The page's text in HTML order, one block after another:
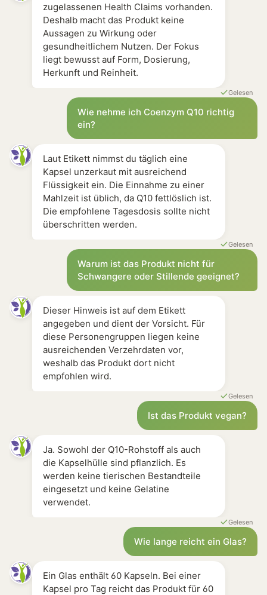
zugelassenen Health Claims vorhanden.
Deshalb macht das Produkt keine
Aussagen zu Wirkung oder
gesundheitlichem Nutzen. Der Fokus
liegt bewusst auf Form, Dosierung,
Herkunft und Reinheit.
Gelesen
Wie nehme ich Coenzym Q10 richtig
ein?
Laut Etikett nimmst du täglich eine
Kapsel unzerkaut mit ausreichend
Flüssigkeit ein. Die Einnahme zu einer
Mahlzeit ist üblich, da Q10 fettlöslich ist.
Die empfohlene Tagesdosis sollte nicht
überschritten werden.
Gelesen
Warum ist das Produkt nicht für
Schwangere oder Stillende geeignet?
Dieser Hinweis ist auf dem Etikett
angegeben und dient der Vorsicht. Für
diese Personengruppen liegen keine
ausreichenden Verzehrdaten vor,
weshalb das Produkt dort nicht
empfohlen wird.
Gelesen
Ist das Produkt vegan?
Ja. Sowohl der Q10-Rohstoff als auch
die Kapselhülle sind pflanzlich. Es
werden keine tierischen Bestandteile
eingesetzt und keine Gelatine
verwendet.
Gelesen
Wie lange reicht ein Glas?
Ein Glas enthält 60 Kapseln. Bei einer
Kapsel pro Tag reicht das Produkt für 60